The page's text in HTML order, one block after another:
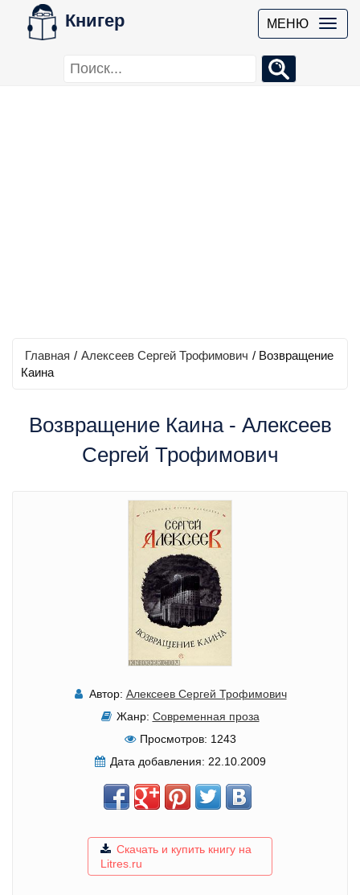
Книгер МЕНЮ
Главная / Алексеев Сергей Трофимович / Возвращение
Каина
Возвращение Каина - Алексеев
Сергей Трофимович
Автор: Алексеев Сергей Трофимович
Жанр: Современная проза
Просмотров: 1243
Дата добавления: 22.10.2009
Скачать и купить книгу на
Litres.ru